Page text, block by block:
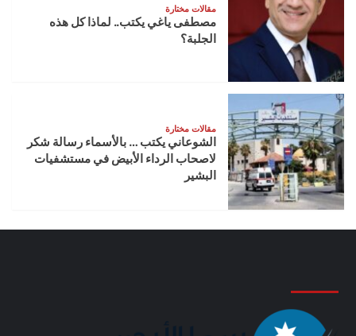
مقالات مختارة
مصطفى ياغي يكتب.. لماذا كل هذه
الجلبة؟
مقالات مختارة
الشوعاني يكتب … بالأسماء رسالة شكر
لاصحاب الرداء الأبيض في مستشفيات
البشير